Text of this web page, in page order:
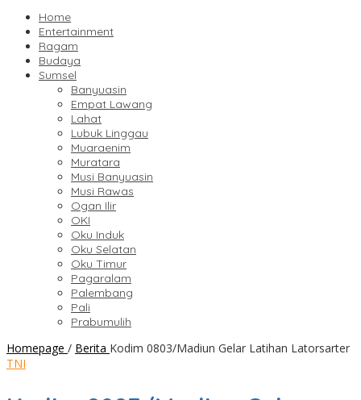
Home
Entertainment
Ragam
Budaya
Sumsel
Banyuasin
Empat Lawang
Lahat
Lubuk Linggau
Muaraenim
Muratara
Musi Banyuasin
Musi Rawas
Ogan Ilir
OKI
Oku Induk
Oku Selatan
Oku Timur
Pagaralam
Palembang
Pali
Prabumulih
Homepage / Berita Kodim 0803/Madiun Gelar Latihan Latorsarter
TNI